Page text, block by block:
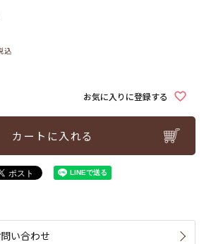
込
お気に入りに登録する
カートに入れる
い合わせ